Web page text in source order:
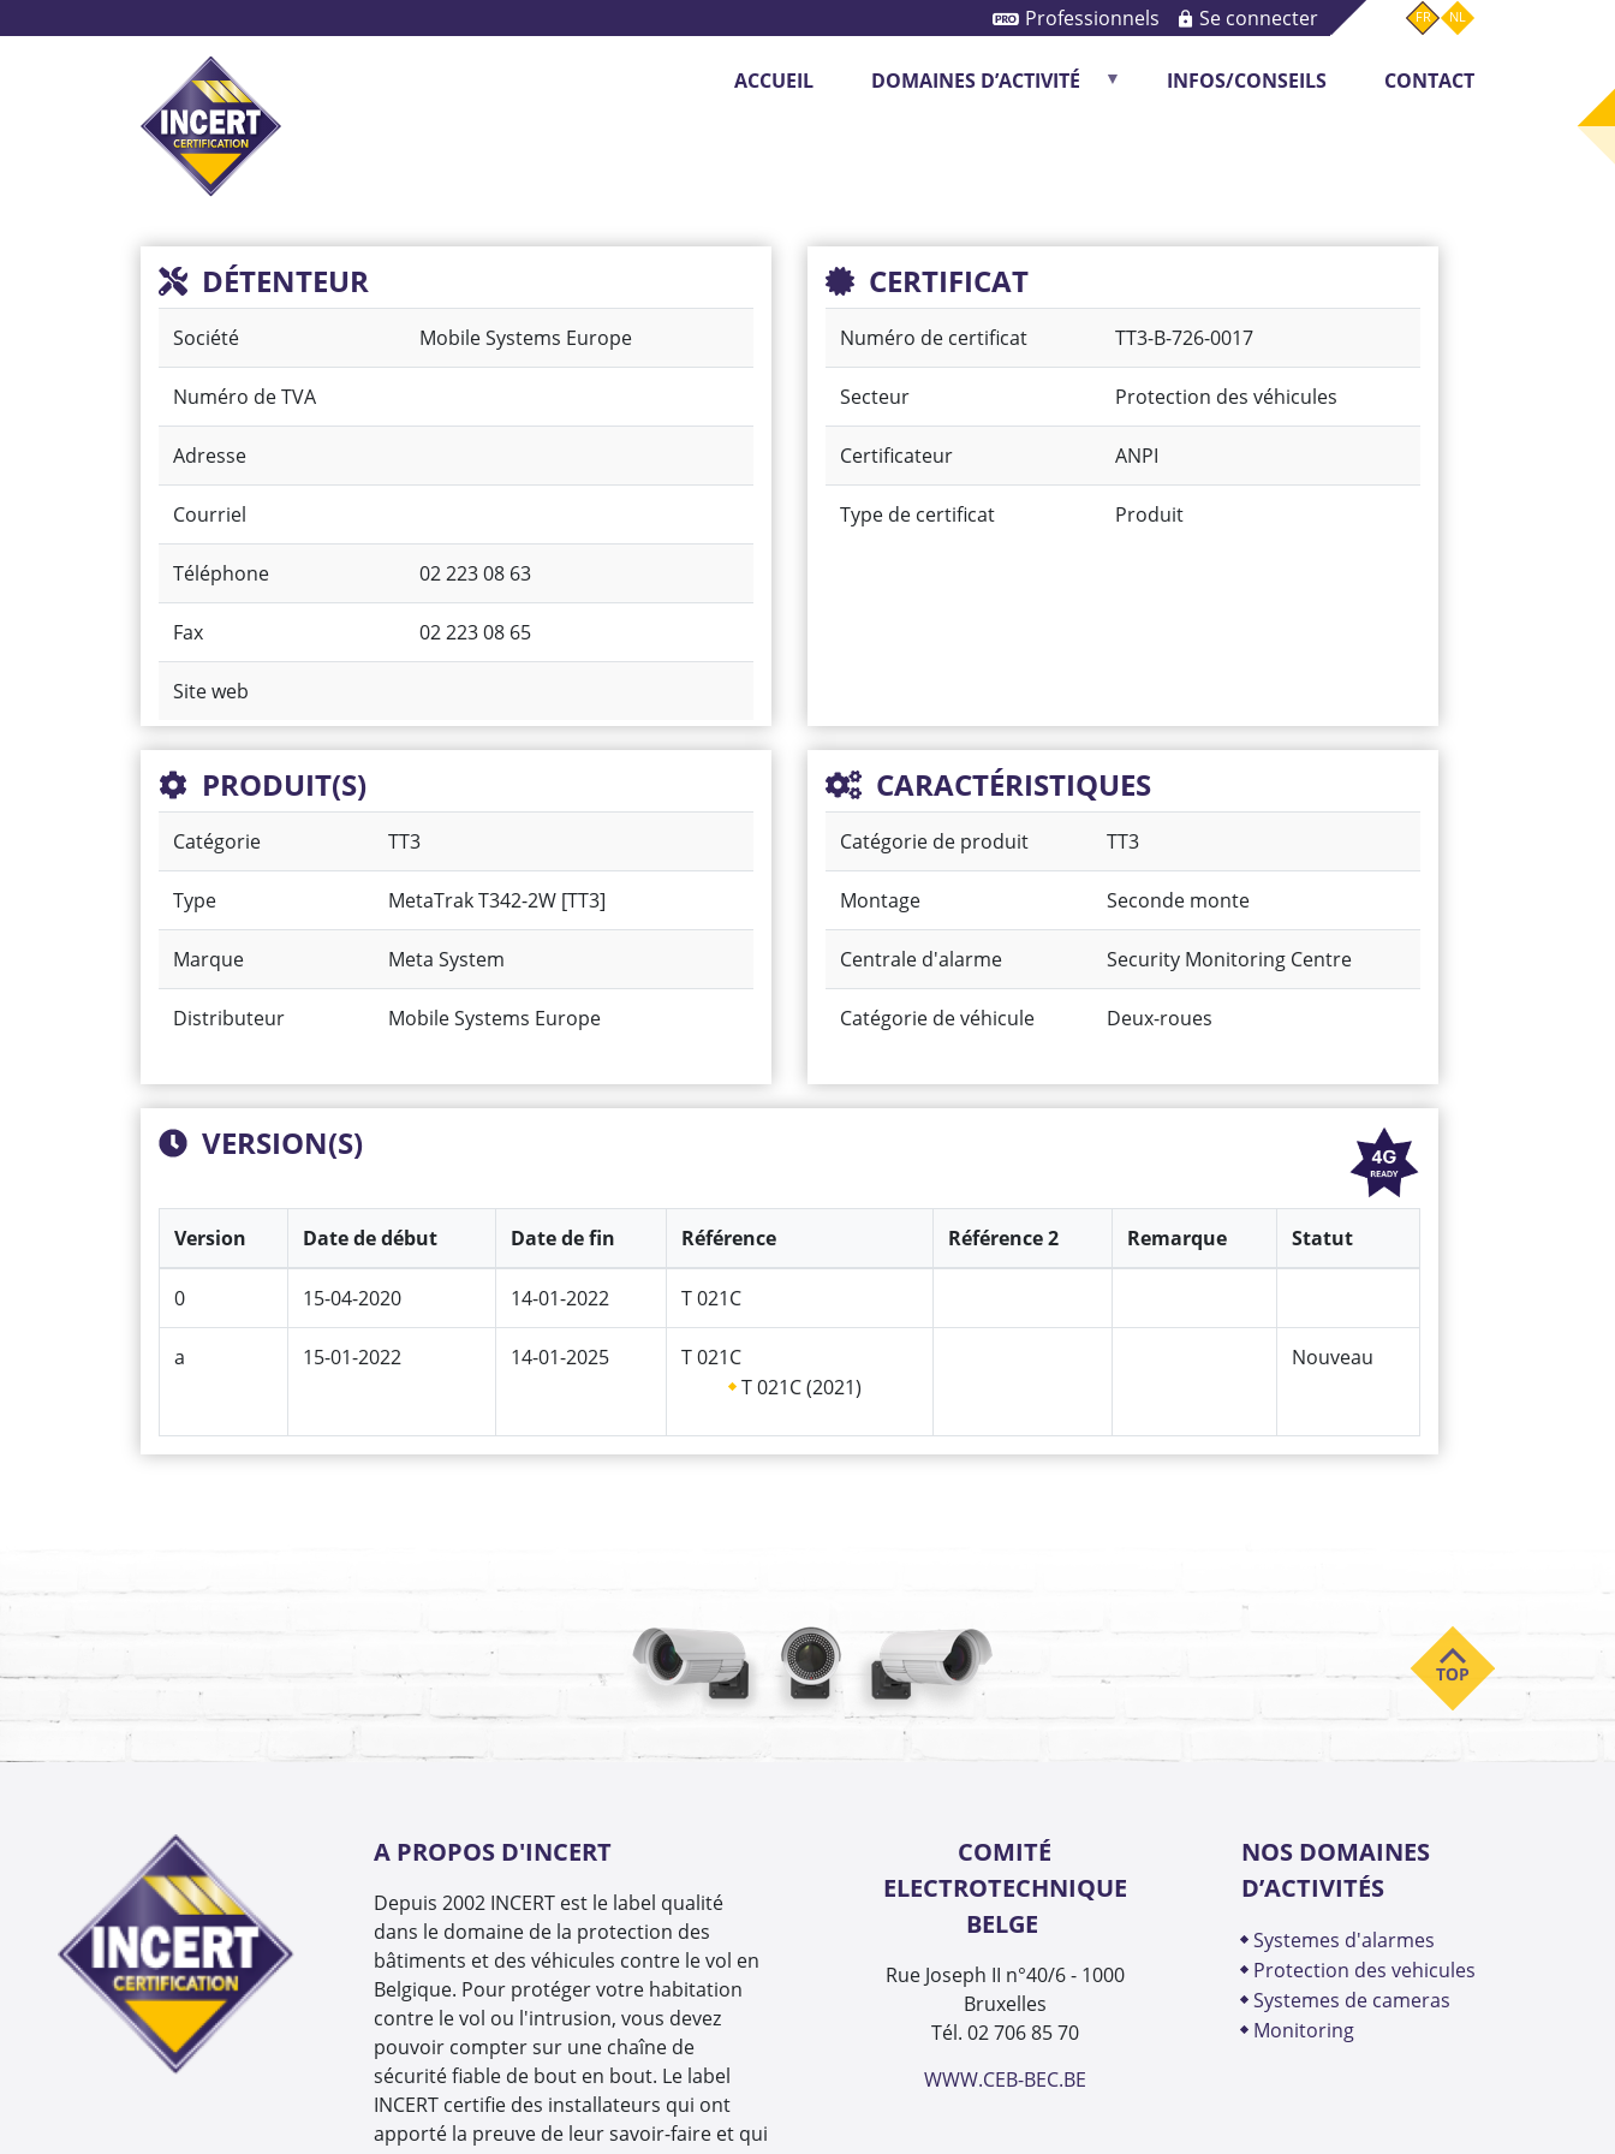
au
Professionnels Se connecter FR NL
ACCUEIL DOMAINES D’ACTIVITÉ INFOS/CONSEILS CONTACT
DÉTENTEUR
Société Mobile Systems Europe
Numéro de TVA
Adresse
Courriel
Téléphone 02 223 08 63
Fax 02 223 08 65
Site web
CERTIFICAT
Numéro de certificat TT3-B-726-0017
Secteur Protection des véhicules
Certificateur ANPI
Type de certificat Produit
PRODUIT(S)
Catégorie TT3
Type MetaTrak T342-2W [TT3]
Marque Meta System
Distributeur Mobile Systems Europe
CARACTÉRISTIQUES
Catégorie de produit TT3
Montage Seconde monte
Centrale d'alarme Security Monitoring Centre
Catégorie de véhicule Deux-roues
VERSION(S)
Version Date de début Date de fin Référence Référence 2 Remarque Statut
0 15-04-2020 14-01-2022 T 021C
a 15-01-2022 14-01-2025
T 021C
T 021C (2021)
Nouveau
A PROPOS D'INCERT
Depuis 2002 INCERT est le label qualité
dans le domaine de la protection des
bâtiments et des véhicules contre le vol en
Belgique. Pour protéger votre habitation
contre le vol ou l'intrusion, vous devez
pouvoir compter sur une chaîne de
sécurité fiable de bout en bout. Le label
INCERT certifie des installateurs qui ont
apporté la preuve de leur savoir-faire et qui
COMITÉ
ELECTROTECHNIQUE
BELGE
Rue Joseph II n°40/6 - 1000
Bruxelles
Tél. 02 706 85 70
WWW.CEB-BEC.BE
NOS DOMAINES
D’ACTIVITÉS
systemes d'alarmes
protection des vehicules
systemes de cameras
monitoring